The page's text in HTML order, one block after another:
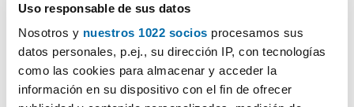
Uso responsable de sus datos
Nosotros y nuestros 1022 socios procesamos sus
datos personales, p.ej., su dirección IP, con tecnologías
como las cookies para almacenar y acceder la
información en su dispositivo con el fin de ofrecer
930€
70m2 3 Hab
Bellavista - La Palmera, Bellavista, Sevilla
PREMIUM Máx. 10km